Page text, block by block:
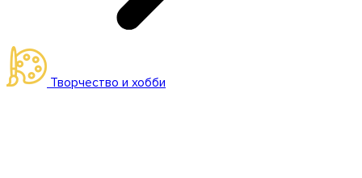
Творчество и хобби